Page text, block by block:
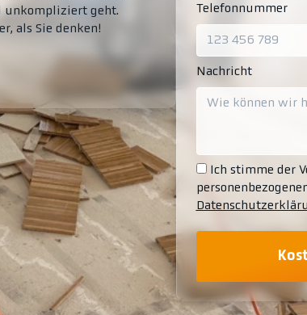
unkompliziert geht.
als Sie denken!
Telefonnummer
Nachricht
Ich stimme der